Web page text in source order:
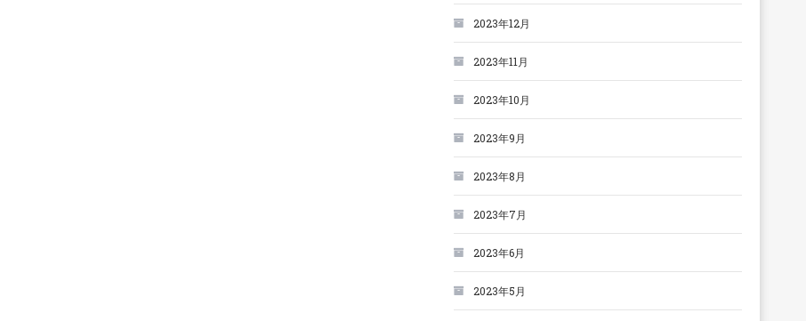
2023年12月
2023年11月
2023年10月
2023年9月
2023年8月
2023年7月
2023年6月
2023年5月